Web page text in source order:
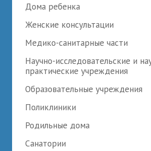
Дома ребенка
Женские консультации
Медико-санитарные части
Научно-исследовательские и научно-
практические учреждения
Образовательные учреждения
Поликлиники
Родильные дома
Санатории